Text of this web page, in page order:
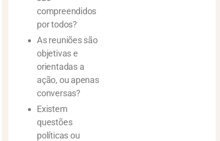
compreendidos
por todos?
As reuniões são
objetivas e
orientadas a
ação, ou apenas
conversas?
Existem
questões
políticas ou